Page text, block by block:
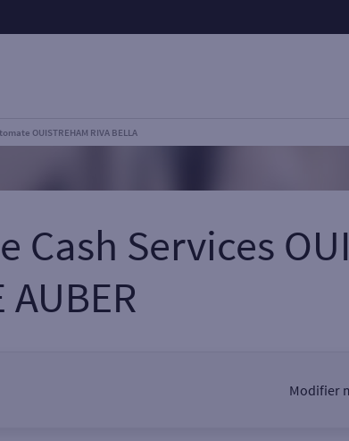
OUISTREHAM RIVA BELLA
Services
AUBER
Modifier